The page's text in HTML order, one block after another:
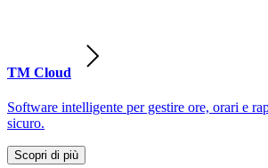
TM Cloud
Software intelligente per gestire ore, orari e
sicuro.
Scopri di più